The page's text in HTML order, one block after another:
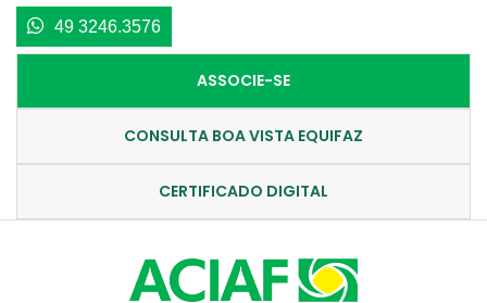
49 3246.3576
ASSOCIE-SE
CONSULTA BOA VISTA EQUIFAZ
CERTIFICADO DIGITAL